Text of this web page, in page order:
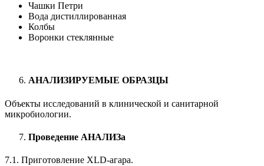
Чашки Петри
Вода дистиллированная
Колбы
Воронки стеклянные
АНАЛИЗИРУЕМЫЕ ОБРАЗЦЫ
Объекты исследований в клинической и санитарной
микробиологии.
Проведение АНАЛИЗа
7.1. Приготовление XLD-агара.